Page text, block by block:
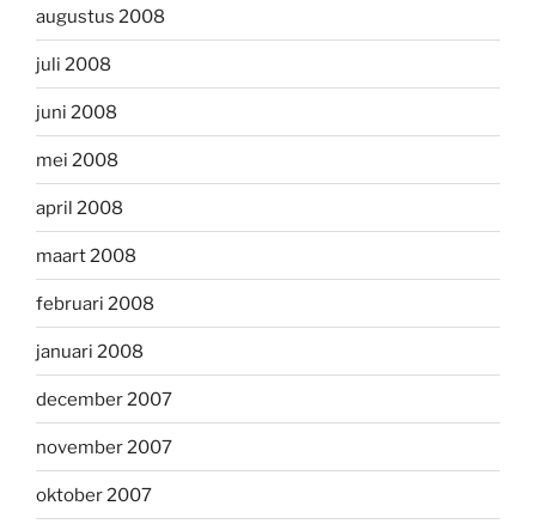
augustus 2008
juli 2008
juni 2008
mei 2008
april 2008
maart 2008
februari 2008
januari 2008
december 2007
november 2007
oktober 2007